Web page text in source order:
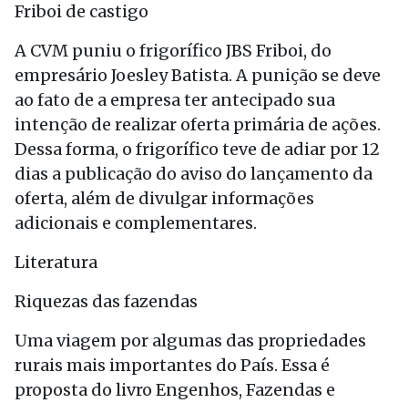
Friboi de castigo
A CVM puniu o frigorífico JBS Friboi, do
empresário Joesley Batista. A punição se deve
ao fato de a empresa ter antecipado sua
intenção de realizar oferta primária de ações.
Dessa forma, o frigorífico teve de adiar por 12
dias a publicação do aviso do lançamento da
oferta, além de divulgar informações
adicionais e complementares.
Literatura
Riquezas das fazendas
Uma viagem por algumas das propriedades
rurais mais importantes do País. Essa é
proposta do livro Engenhos, Fazendas e